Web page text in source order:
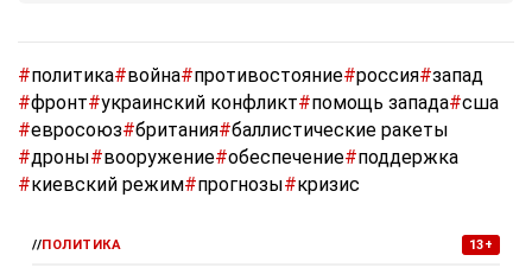
#политика#война#противостояние#россия#запад
#фронт#украинский конфликт#помощь запада#сша
#евросоюз#британия#баллистические ракеты
#дроны#вооружение#обеспечение#поддержка
#киевский режим#прогнозы#кризис
//ПОЛИТИКА 13+